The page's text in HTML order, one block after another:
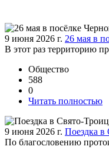
9 июня 2026 г. 26 мая в
В этот раз территорию
Общество
588
0
Читать полностью
9 июня 2026 г. Поездка в
По благословению